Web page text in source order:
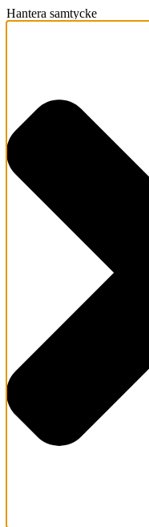
Hantera samtycke